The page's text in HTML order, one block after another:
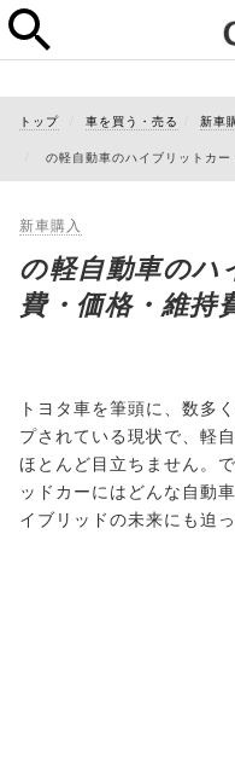
トップ 車を買う・売る 新車
の軽自動車のハイブリットカ
新車購入
の軽自動車のハ
費・価格・維持
トヨタ車を筆頭に、数多
プされている現状で、軽
ほとんど目立ちません。
ッドカーにはどんな自動
イブリッドの未来にも迫っ